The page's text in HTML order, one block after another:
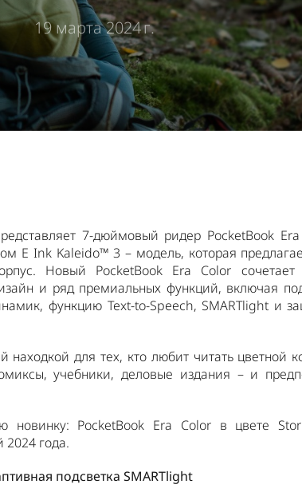
19 марта 2024 г.
7-дюймовый ридер PocketBook
E Ink Kaleido™ 3 – модель, которая
Новый PocketBook Era Color
и ряд премиальных функций, включая
функцию Text-to-Speech, SMARTlight и
находкой для тех, кто любит читать цветной
учебники, деловые издания – и
новинку: PocketBook Era Color в цвете
2024 года.
подсветка SMARTlight